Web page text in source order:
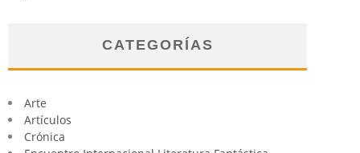
CATEGORÍAS
Arte
Artículos
Crónica